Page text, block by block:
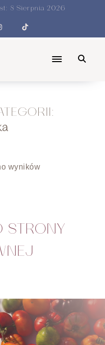
8 Sierpnia 2026
wyników
STRONY